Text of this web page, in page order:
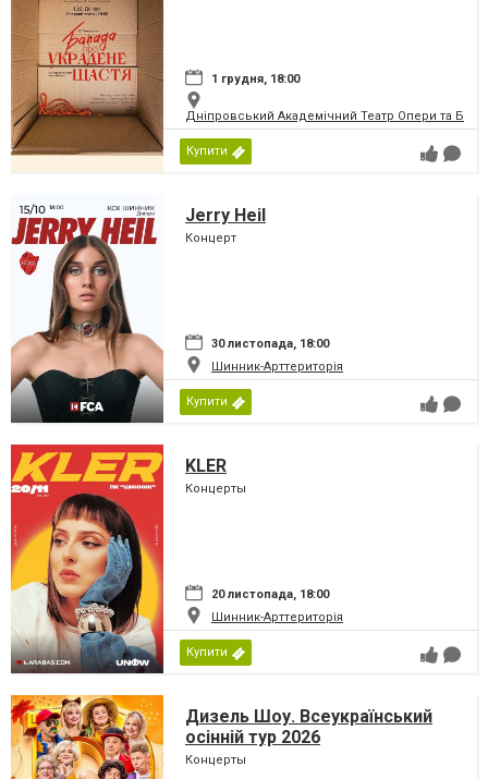
1 грудня, 18:00
Дніпровський Академічний Театр Опери та
Купити
Jerry Heil
Концерт
30 листопада, 18:00
Шинник-Арттериторія
Купити
KLER
Концерты
20 листопада, 18:00
Шинник-Арттериторія
Купити
Дизель Шоу. Всеукраїнський
осінній тур 2026
Концерты